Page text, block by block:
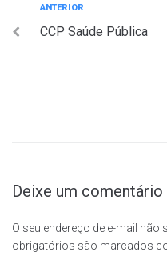
Navegação
de
Anterior
ANTERIOR
CCP Saúde Pública
Deixe um comentário
O seu endereço de e-mail não
obrigatórios são marcados